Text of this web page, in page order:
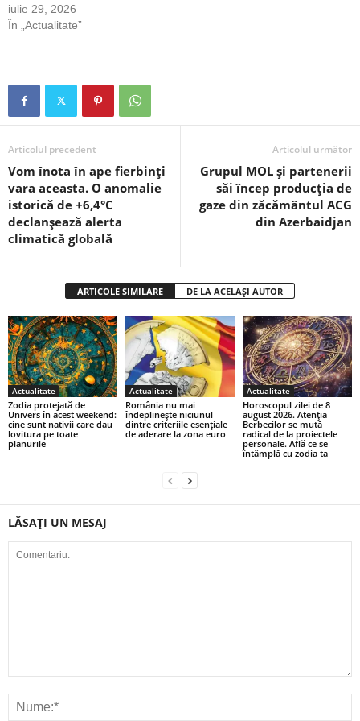
iulie 29, 2026
În „Actualitate”
Articolul precedent
Vom înota în ape fierbinți
vara aceasta. O anomalie
istorică de +6,4°C
declanșează alerta
climatică globală
Articolul următor
Grupul MOL și partenerii
săi încep producția de
gaze din zăcământul ACG
din Azerbaidjan
ARTICOLE SIMILARE DE LA ACELAȘI AUTOR
Actualitate
Zodia protejată de
Univers în acest weekend:
cine sunt nativii care dau
lovitura pe toate
planurile
Actualitate
România nu mai
îndeplinește niciunul
dintre criteriile esențiale
de aderare la zona euro
Actualitate
Horoscopul zilei de 8
august 2026. Atenția
Berbecilor se mută
radical de la proiectele
personale. Află ce se
întâmplă cu zodia ta
LĂSAȚI UN MESAJ